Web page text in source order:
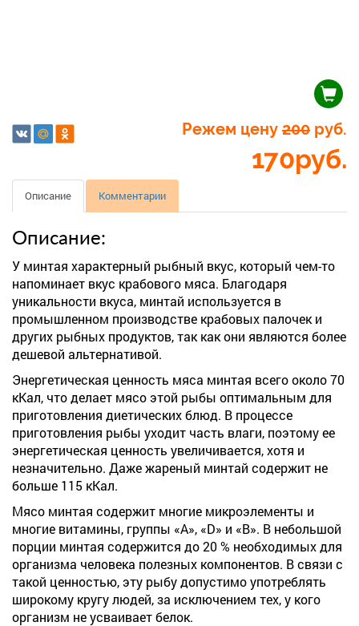
Режем цену 200 руб.
170руб.
Описание Комментарии
Описание:
У минтая характерный рыбный вкус, который чем-то
напоминает вкус крабового мяса. Благодаря
уникальности вкуса, минтай используется в
промышленном производстве крабовых палочек и
других рыбных продуктов, так как они являются более
дешевой альтернативой.
Энергетическая ценность мяса минтая всего около 70
кКал, что делает мясо этой рыбы оптимальным для
приготовления диетических блюд. В процессе
приготовления рыбы уходит часть влаги, поэтому ее
энергетическая ценность увеличивается, хотя и
незначительно. Даже жареный минтай содержит не
больше 115 кКал.
Мясо минтая содержит многие микроэлементы и
многие витамины, группы «А», «D» и «В». В небольшой
порции минтая содержится до 20 % необходимых для
организма человека полезных компонентов. В связи с
такой ценностью, эту рыбу допустимо употреблять
широкому кругу людей, за исключением тех, у кого
организм не усваивает белок.